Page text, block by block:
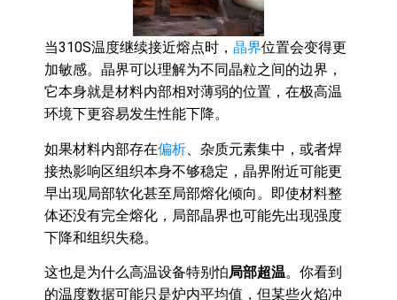
当310S温度继续接近熔点时， 晶界位置会变得更
加敏感。晶界可以理解为不同晶粒之间的边界，
它本身就是材料内部相对薄弱的位置，在极高温
环境下更容易发生性能下降。
如果材料内部存在偏析、杂质元素集中，或者焊
接热影响区组织本身不够稳定，晶界附近可能更
早出现局部软化甚至局部熔化倾向。即使材料整
体还没有完全熔化，局部晶界也可能先出现强度
下降和组织失稳。
这也是为什么高温设备特别怕局部超温。你看到
的温度数据可能只是炉内平均值，但某些火焰冲